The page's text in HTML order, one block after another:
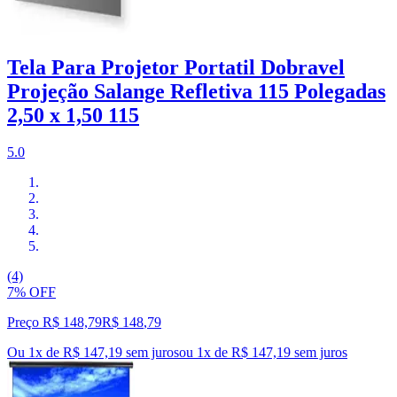
Tela Para Projetor Portatil Dobravel
Projeção Salange Refletiva 115 Polegadas
2,50 x 1,50 115
5.0
(4)
7% OFF
Preço R$ 148,79R$ 148,79
Ou 1x de R$ 147,19 sem jurosou 1x de R$ 147,19 sem juros